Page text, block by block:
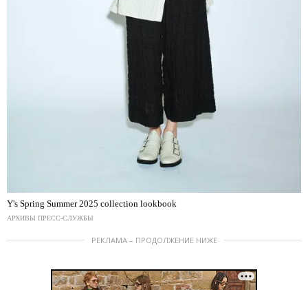
Y's Spring Summer 2025 collection lookbook
АРХИВЫ ПРЕСС-СЛУЖБЫ
РЕКЛАМА – ПРОДОЛЖЕНИЕ НИЖЕ